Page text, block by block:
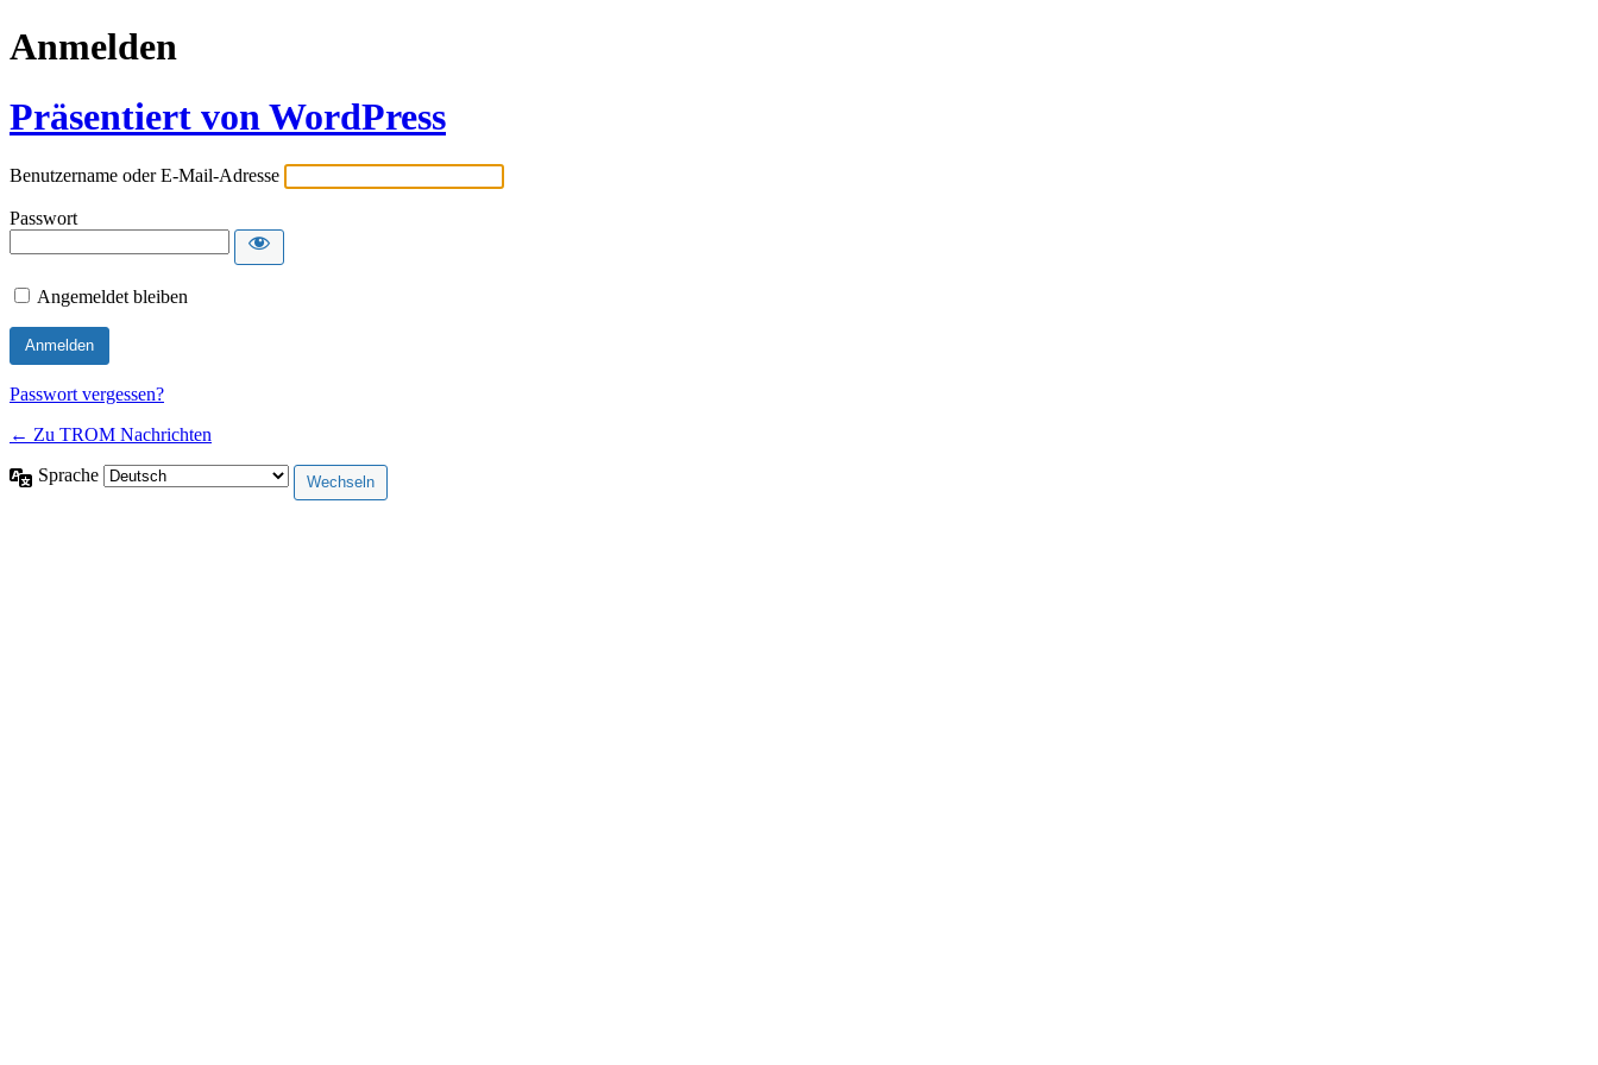
Anmelden
Präsentiert von WordPress
Benutzername oder E-Mail-Adresse
Passwort
Angemeldet bleiben
Passwort vergessen?
← Zu TROM Nachrichten
Sprache